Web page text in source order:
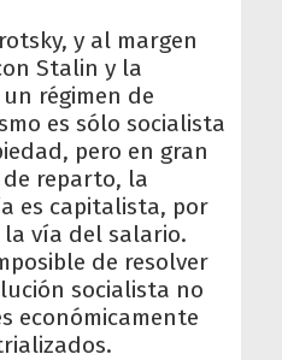
y al margen
Stalin y la
régimen de
es sólo socialista
pero en gran
reparto, la
es capitalista, por
vía del salario.
de resolver
socialista no
económicamente